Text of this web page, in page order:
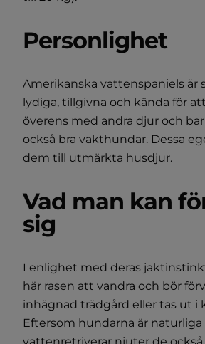
Personlighet
Amerikanska vattenspaniels är
lydiga, tillgivna och kända för
överens med andra djur och
också bra vakthundar. Dessa
dem till utmärkta husdjur.
Vad man kan
sig
I enlighet med deras
här rasen att vandra och bör
inhägnad trädgård eller tas ut i
Eftersom hundarna är naturliga